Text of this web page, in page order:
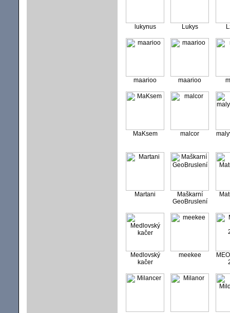
lukynus Lukys
maarioo maarioo
MaKsem malcor
Martani
Maškarní
GeoBruslení
Medlovský
kačer
meekee